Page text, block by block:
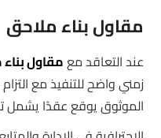
مقاول بناء ملاحق
عند التعاقد معمقاول
زمني واضح للتنفيذ مع
الموثوق يوقع عقدًا يشمل